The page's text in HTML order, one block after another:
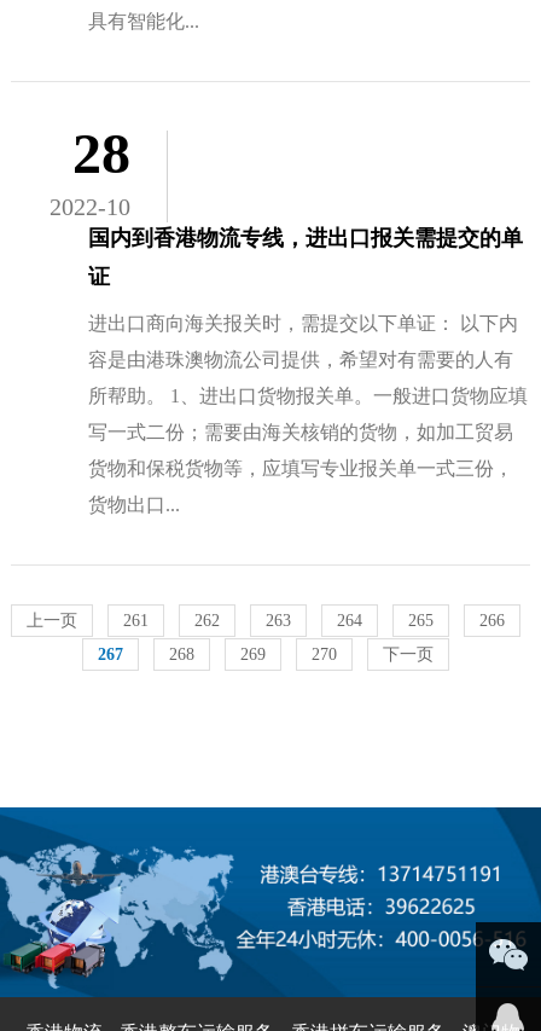
具有智能化...
28
2022-10
国内到香港物流专线，进出口报关需提交的单
证
进出口商向海关报关时，需提交以下单证： 以下内
容是由港珠澳物流公司提供，希望对有需要的人有
所帮助。 1、进出口货物报关单。一般进口货物应填
写一式二份；需要由海关核销的货物，如加工贸易
货物和保税货物等，应填写专业报关单一式三份，
货物出口...
上一页 261 262 263 264 265
266
267
268 269 270 下一页
微信咨